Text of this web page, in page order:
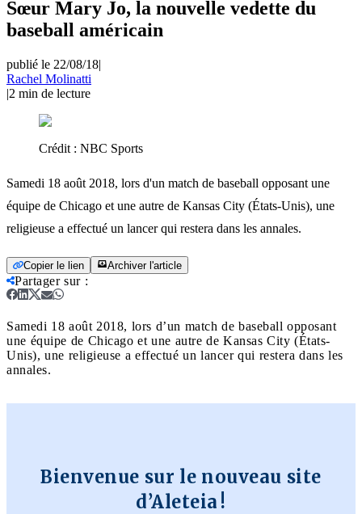
Sœur Mary Jo, la nouvelle vedette du
baseball américain
publié le 22/08/18|
Rachel Molinatti
|2 min de lecture
Crédit : NBC Sports
Samedi 18 août 2018, lors d'un match de baseball opposant une
équipe de Chicago et une autre de Kansas City (États-Unis), une
religieuse a effectué un lancer qui restera dans les annales.
Copier le lien Archiver l'article
Partager sur:
Samedi 18 août 2018, lors d’un match de baseball opposant
une équipe de Chicago et une autre de Kansas City (États-
Unis), une religieuse a effectué un lancer qui restera dans les
annales.
Bienvenue sur le nouveau site
d’Aleteia !